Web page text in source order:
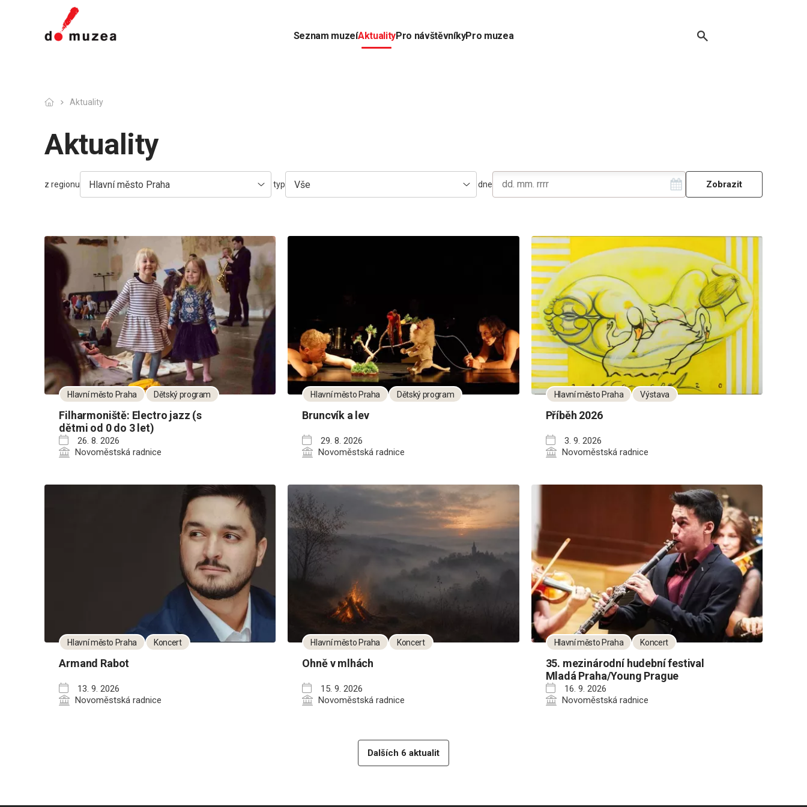
Seznam muzeíAktualityPro návštěvníkyPro muzea
Aktuality
Aktuality
z regionu Hlavní město Praha typ Vše dne Zobrazit
Hlavní město Praha Dětský program
Filharmoniště: Electro jazz (s
dětmi od 0 do 3 let)
26. 8. 2026
Novoměstská radnice
Hlavní město Praha Dětský program
Bruncvík a lev
29. 8. 2026
Novoměstská radnice
Hlavní město Praha Výstava
Příběh 2026
3. 9. 2026
Novoměstská radnice
Hlavní město Praha Koncert
Armand Rabot
13. 9. 2026
Novoměstská radnice
Hlavní město Praha Koncert
Ohně v mlhách
15. 9. 2026
Novoměstská radnice
Hlavní město Praha Koncert
35. mezinárodní hudební festival
Mladá Praha/Young Prague
16. 9. 2026
Novoměstská radnice
Dalších 6 aktualit